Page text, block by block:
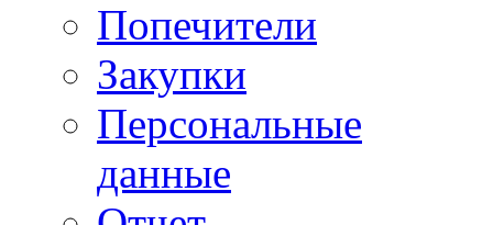
Попечители
Закупки
Персональные
данные